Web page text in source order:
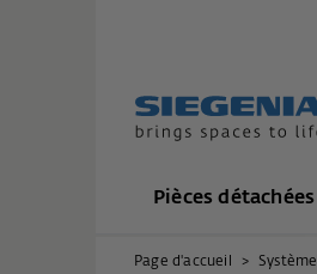
Pièces
Page d'accueil